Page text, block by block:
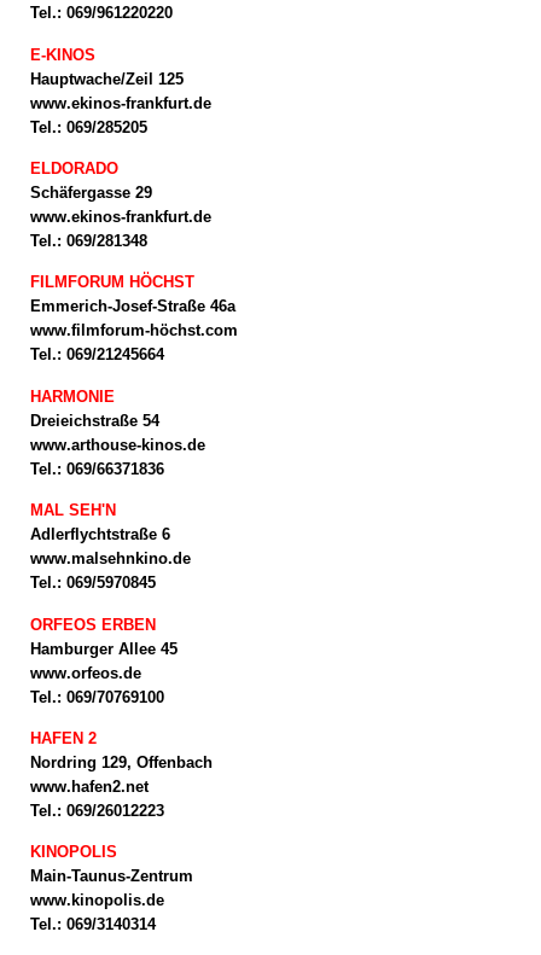
Tel.: 069/961220220
E-KINOS
Hauptwache/Zeil 125
www.ekinos-frankfurt.de
Tel.: 069/285205
ELDORADO
Schäfergasse 29
www.ekinos-frankfurt.de
Tel.: 069/281348
FILMFORUM HÖCHST
Emmerich-Josef-Straße 46a
www.filmforum-höchst.com
Tel.: 069/21245664
HARMONIE
Dreieichstraße 54
www.arthouse-kinos.de
Tel.: 069/66371836
MAL SEH'N
Adlerflychtstraße 6
www.malsehnkino.de
Tel.: 069/5970845
ORFEOS ERBEN
Hamburger Allee 45
www.orfeos.de
Tel.: 069/70769100
HAFEN 2
Nordring 129, Offenbach
www.hafen2.net
Tel.: 069/26012223
KINOPOLIS
Main-Taunus-Zentrum
www.kinopolis.de
Tel.: 069/3140314